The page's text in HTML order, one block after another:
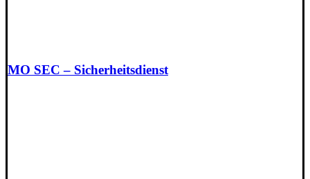
MO SEC – Sicherheitsdienst